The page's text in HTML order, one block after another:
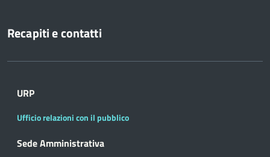
Recapiti e contatti
URP
Ufficio relazioni con il pubblico
Sede Amministrativa